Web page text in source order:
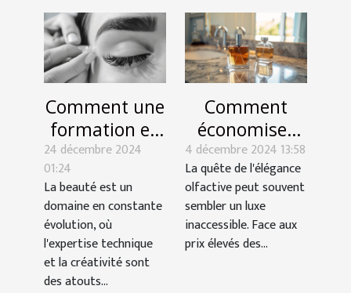
Comment une
formation en
pose de cils
peut booster
votre carrière
esthétique
24 décembre 2024
01:24
La beauté est un
domaine en constante
évolution, où
l'expertise technique
et la créativité sont
des atouts...
Comment
économiser
sur les
parfums de
luxe avec des
alternatives
abordables
4 décembre 2024 13:58
La quête de l'élégance
olfactive peut souvent
sembler un luxe
inaccessible. Face aux
prix élevés des...